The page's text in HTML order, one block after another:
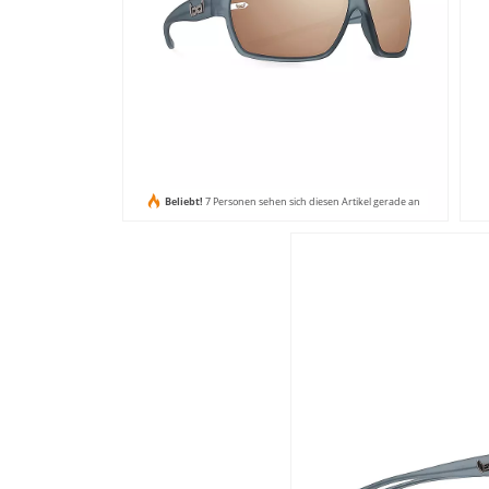
Beliebt! 7 Personen sehen sich diesen Artikel gerade an